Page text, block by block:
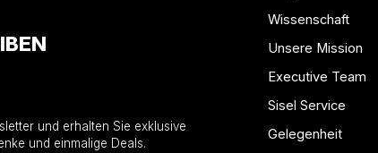
und erhalten Sie exklusive
und einmalige Deals.
Wissenschaft
Unsere Mission
Executive Team
Sisel Service
Gelegenheit